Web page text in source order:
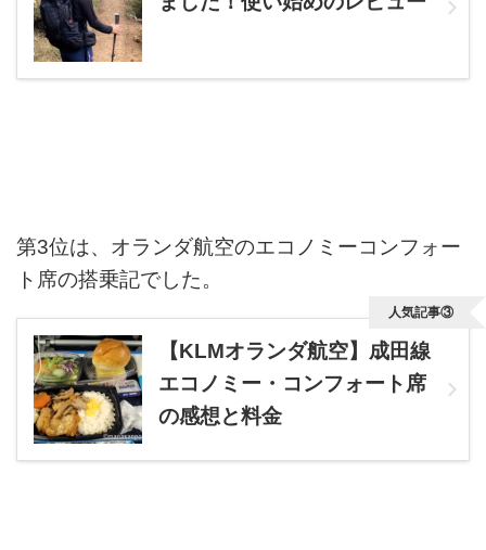
第3位は、オランダ航空のエコノミーコンフォー
ト席の搭乗記でした。
【KLMオランダ航空】成田線
エコノミー・コンフォート席
の感想と料金
人気記事③